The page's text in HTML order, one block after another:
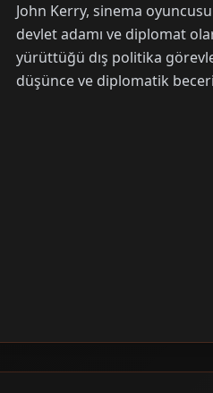
John Kerry, sinema
devlet adamı ve diplomat
yürüttüğü dış politika
düşünce ve diplomatik